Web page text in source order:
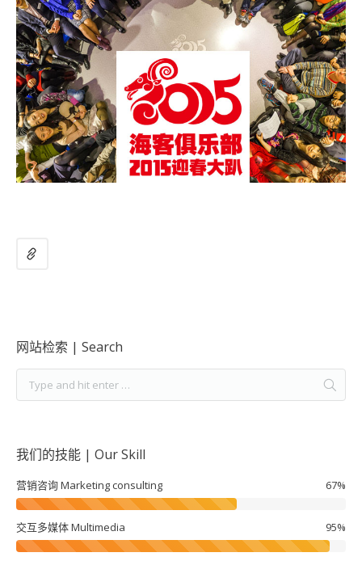
网站检索 | Search
我们的技能 | Our Skill
营销咨询 Marketing consulting 67%
交互多媒体 Multimedia 95%